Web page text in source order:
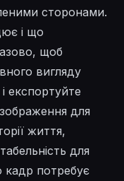
сторонами.
і що
щоб
вигляду
експортуйте
зображення для
життя,
для
кадр потребує